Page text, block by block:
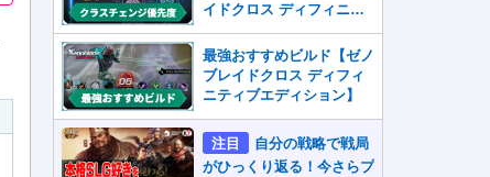
イドクロス ディフィニテ
ィブエディション】
最強おすすめビルド【ゼノ
ブレイドクロス ディフィ
ニティブエディション】
注目
自分の戦略で戦局
がひっくり返る！今さらプ